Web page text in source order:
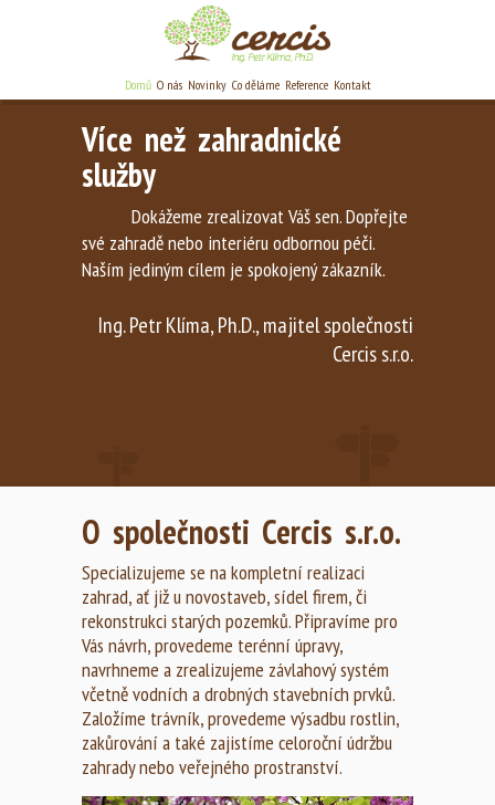
Domů O nás Novinky Co děláme Reference Kontakt
Více než zahradnické
služby
Dokážeme zrealizovat Váš sen. Dopřejte
své zahradě nebo interiéru odbornou péči.
Naším jediným cílem je spokojený zákazník.
Ing. Petr Klíma, Ph.D., majitel společnosti
Cercis s.r.o.
O společnosti Cercis s.r.o.
Specializujeme se na kompletní realizaci
zahrad, ať již u novostaveb, sídel firem, či
rekonstrukci starých pozemků. Připravíme pro
Vás návrh, provedeme terénní úpravy,
navrhneme a zrealizujeme závlahový systém
včetně vodních a drobných stavebních prvků.
Založíme trávník, provedeme výsadbu rostlin,
zakůrování a také zajistíme celoroční údržbu
zahrady nebo veřejného prostranství.